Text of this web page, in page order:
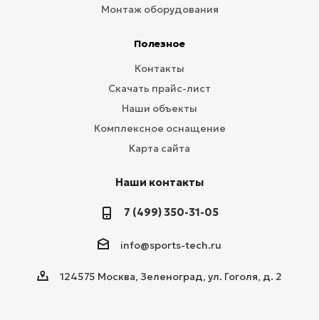
Монтаж оборудования
Полезное
Контакты
Скачать прайс-лист
Наши объекты
Комплексное оснащение
Карта сайта
Наши контакты
7 (499) 350-31-05
info@sports-tech.ru
124575 Москва, Зеленоград, ул. Гоголя, д. 2